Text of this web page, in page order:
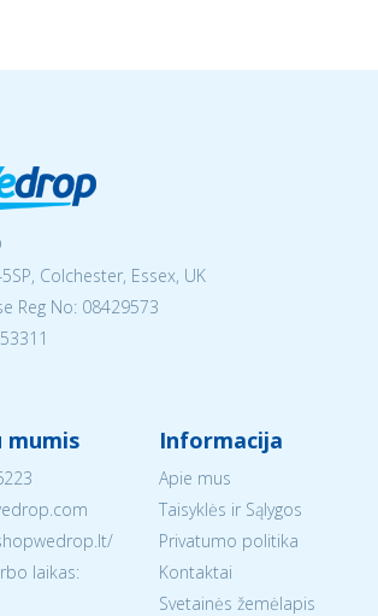
Colchester, Essex, UK
Reg No: 08429573
mumis
laikas:
Informacija
Apie mus
Taisyklės ir Sąlygos
Privatumo politika
Kontaktai
Svetainės žemėlapis